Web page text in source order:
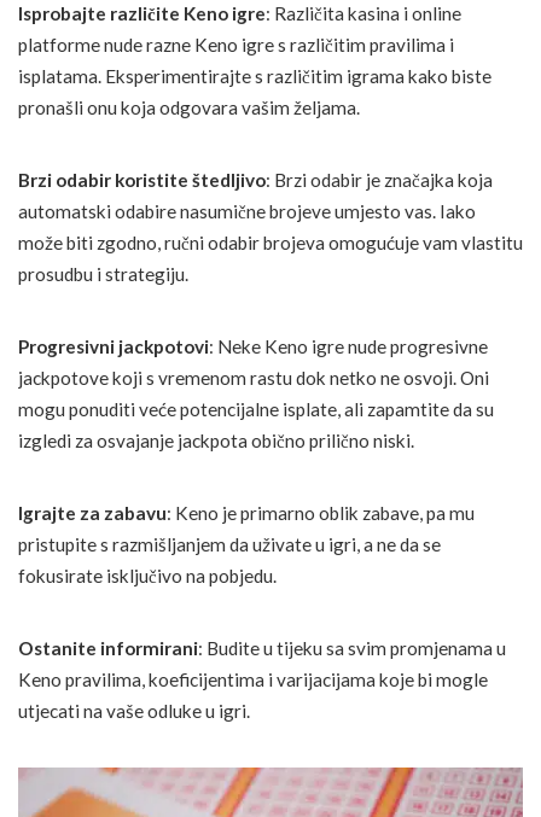
Isprobajte različite Keno igre: Različita kasina i online
platforme nude razne Keno igre s različitim pravilima i
isplatama. Eksperimentirajte s različitim igrama kako biste
pronašli onu koja odgovara vašim željama.
Brzi odabir koristite štedljivo: Brzi odabir je značajka koja
automatski odabire nasumične brojeve umjesto vas. Iako
može biti zgodno, ručni odabir brojeva omogućuje vam vlastitu
prosudbu i strategiju.
Progresivni jackpotovi: Neke Keno igre nude progresivne
jackpotove koji s vremenom rastu dok netko ne osvoji. Oni
mogu ponuditi veće potencijalne isplate, ali zapamtite da su
izgledi za osvajanje jackpota obično prilično niski.
Igrajte za zabavu: Keno je primarno oblik zabave, pa mu
pristupite s razmišljanjem da uživate u igri, a ne da se
fokusirate isključivo na pobjedu.
Ostanite informirani: Budite u tijeku sa svim promjenama u
Keno pravilima, koeficijentima i varijacijama koje bi mogle
utjecati na vaše odluke u igri.